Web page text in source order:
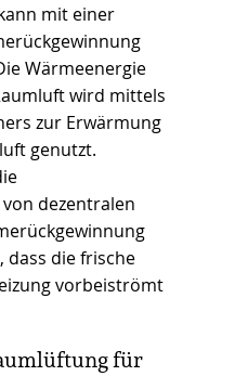
mit einer
Wärmeenergie
wird mittels
zur Erwärmung
genutzt.
dezentralen
dass die frische
vorbeiströmt
für